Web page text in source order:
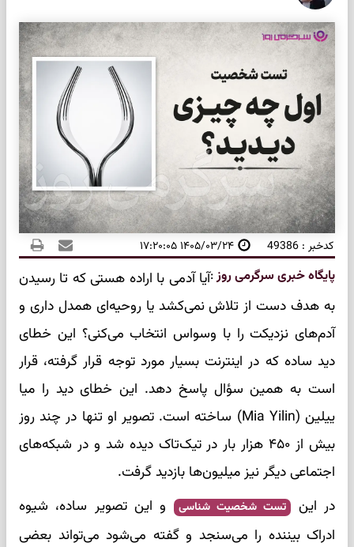
کدخبر : 49386 ۱۴۰۵/۰۳/۲۴ ۱۷:۲۰:۰۵
پایگاه خبری سرگرمی روز:آیا آدمی با اراده هستی که تا رسیدن
به هدف دست از تلاش نمی‌کشد یا روحیه‌ای همدل داری و
آدم‌های نزدیکت را با وسواس انتخاب می‌کنی؟ این خطای
دید ساده که در اینترنت بسیار مورد توجه قرار گرفته، قرار
است به همین سؤال پاسخ دهد. این خطای دید را میا
ییلین (Mia Yilin) ساخته است. تصویر او تنها در چند روز
بیش از ۴۵۰ هزار بار در تیک‌تاک دیده شد و در شبکه‌های
اجتماعی دیگر نیز میلیون‌ها بازدید گرفت.
در این
تست شخصیت شناسی
و این تصویر ساده، شیوه
ادراک بیننده را می‌سنجد و گفته می‌شود می‌تواند بعضی